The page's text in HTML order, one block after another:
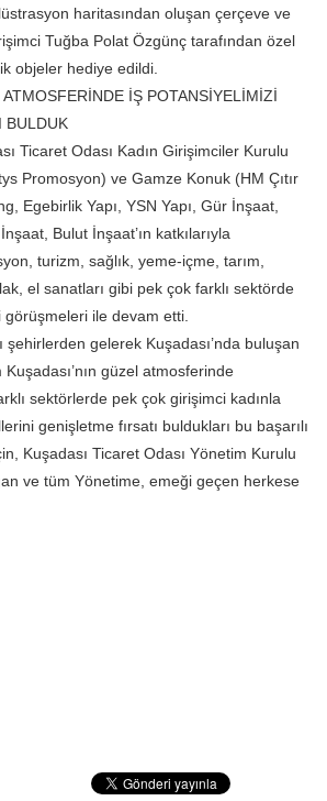
haritasından oluşan çerçeve ve
Tuğba Polat Özgünç tarafından özel
objeler hediye edildi.
ATMOSFERİNDE İŞ POTANSİYELİMİZİ
BULDUK
Ticaret Odası Kadın Girişimciler Kurulu
Promosyon) ve Gamze Konuk (HM Çıtır
Egebirlik Yapı, YSN Yapı, Gür İnşaat,
Bulut İnşaat’ın katkılarıyla
turizm, sağlık, yeme-içme, tarım,
el sanatları gibi pek çok farklı sektörde
görüşmeleri ile devam etti.
şehirlerden gelerek Kuşadası’nda buluşan
güzel atmosferinde
sektörlerde pek çok girişimci kadınla
genişletme fırsatı buldukları bu başarılı
Kuşadası Ticaret Odası Yönetim Kurulu
ve tüm Yönetime, emeği geçen herkese